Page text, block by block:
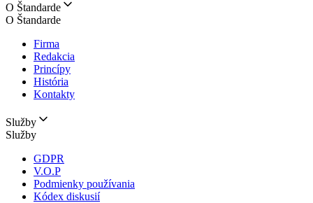
O Štandarde
O Štandarde
Firma
Redakcia
Princípy
História
Kontakty
Služby
Služby
GDPR
V.O.P
Podmienky používania
Kódex diskusií